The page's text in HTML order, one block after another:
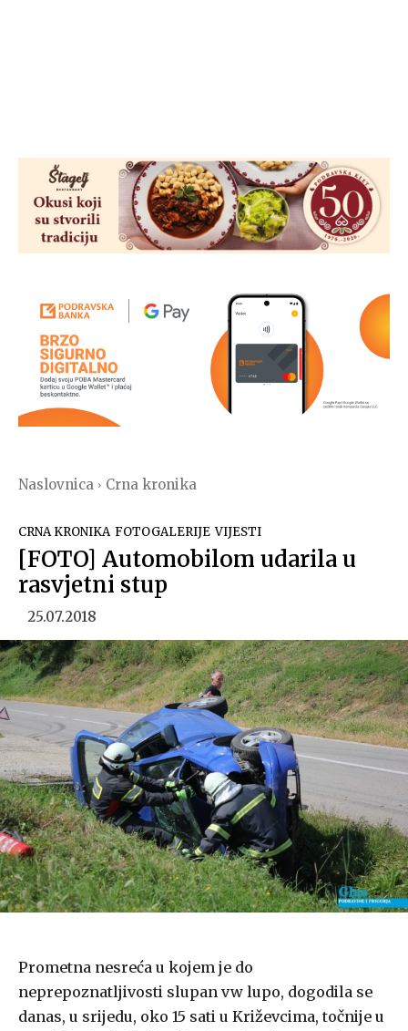
Naslovnica Crna kronika
CRNA KRONIKA FOTOGALERIJE VIJESTI
[FOTO] Automobilom udarila u
rasvjetni stup
25.07.2018
Prometna nesreća u kojem je do
neprepoznatljivosti slupan vw lupo, dogodila se
danas, u srijedu, oko 15 sati u Križevcima, točnije u